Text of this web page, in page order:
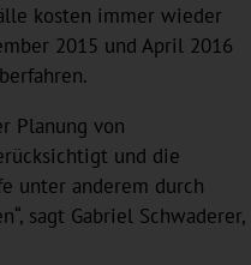
kosten immer wieder
2015 und April 2016
Planung von
und die
unter anderem durch
sagt Gabriel Schwaderer,